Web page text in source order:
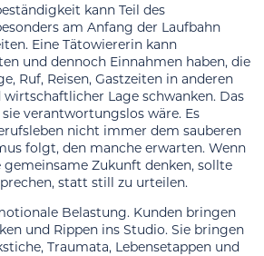
kann Teil des
am Anfang der Laufbahn
Eine Tätowiererin kann
und dennoch Einnahmen haben, die
Ruf, Reisen, Gastzeiten in anderen
wirtschaftlicher Lage schwanken. Das
verantwortungslos wäre. Es
nicht immer dem sauberen
folgt, den manche erwarten. Wenn
gemeinsame Zukunft denken, sollte
statt still zu urteilen.
Belastung. Kunden bringen
und Rippen ins Studio. Sie bringen
Traumata, Lebensetappen und